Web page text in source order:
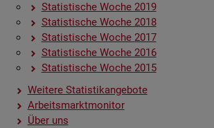
Sta­tis­ti­sche Woche 2019
Sta­tis­ti­sche Woche 2018
Sta­tis­ti­sche Woche 2017
Sta­tis­ti­sche Woche 2016
Sta­tis­ti­sche Woche 2015
Wei­te­re Sta­tis­tik­an­ge­bo­te
Ar­beits­markt­mo­ni­tor
Über uns